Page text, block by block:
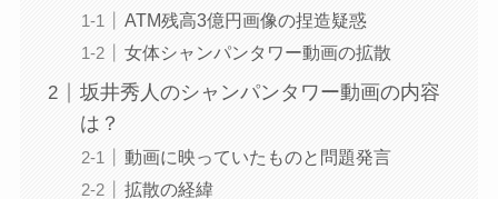
ATM残高3億円画像の捏造疑惑
女体シャンパンタワー動画の拡散
坂井秀人のシャンパンタワー動画の内容
は？
動画に映っていたものと問題発言
拡散の経緯